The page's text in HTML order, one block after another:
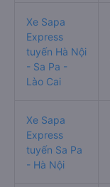
Xe Sapa
Express
tuyến Hà Nội
- Sa Pa -
Lào Cai
Xe Sapa
Express
tuyến Sa Pa
- Hà Nội